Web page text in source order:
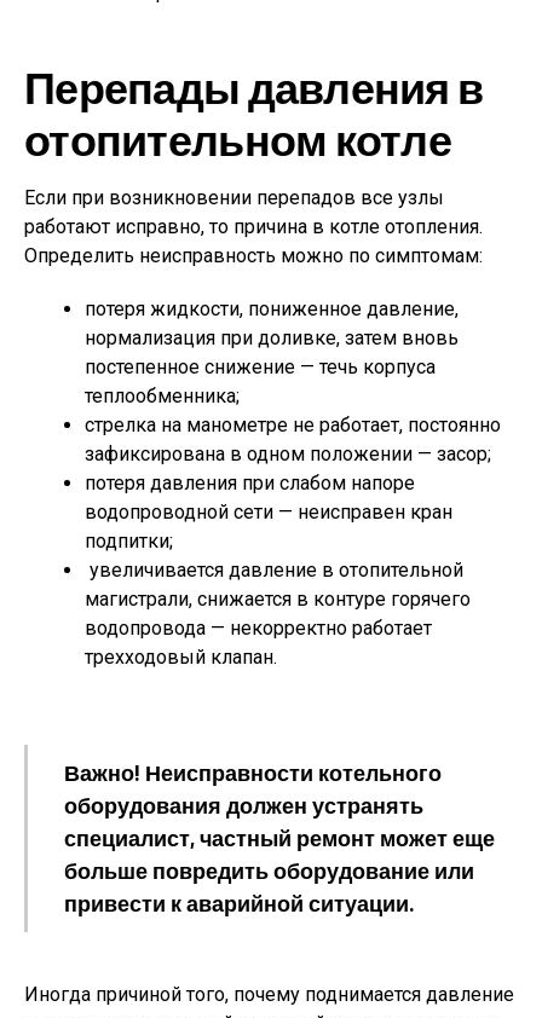
Перепады давления в
отопительном котле
Если при возникновении перепадов все узлы
работают исправно, то причина в котле отопления.
Определить неисправность можно по симптомам:
потеря жидкости, пониженное давление,
нормализация при доливке, затем вновь
постепенное снижение — течь корпуса
теплообменника;
стрелка на манометре не работает, постоянно
зафиксирована в одном положении — засор;
потеря давления при слабом напоре
водопроводной сети — неисправен кран
подпитки;
увеличивается давление в отопительной
магистрали, снижается в контуре горячего
водопровода — некорректно работает
трехходовый клапан.
Важно! Неисправности котельного
оборудования должен устранять
специалист, частный ремонт может еще
больше повредить оборудование или
привести к аварийной ситуации.
Иногда причиной того, почему поднимается давление